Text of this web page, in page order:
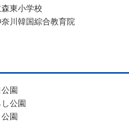
東小学校
奈川韓国綜合教育院
園
公園
園